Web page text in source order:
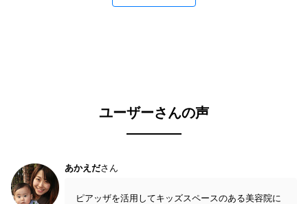
ユーザーさんの声
あかえださん
ピアッザを活用してキッズスペースのある美容院に